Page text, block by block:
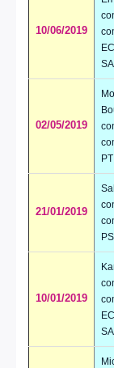
10/06/2019
02/05/2019
21/01/2019
10/01/2019